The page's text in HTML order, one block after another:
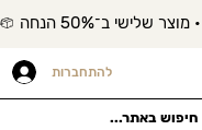
להתחברות